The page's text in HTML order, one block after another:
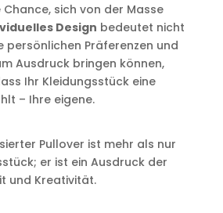
sich von der Masse
Design bedeutet nicht
persönlichen Präferenzen und
Ausdruck bringen können,
Ihr Kleidungsstück eine
– Ihre eigene.
Pullover ist mehr als nur
er ist ein Ausdruck der
und Kreativität.